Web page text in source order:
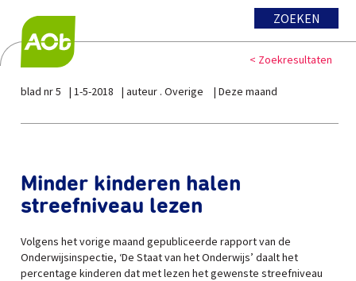
ZOEKEN
< Zoekresultaten
blad nr 5 1-5-2018 auteur . Overige Deze maand
Minder kinderen halen
streefniveau lezen
Volgens het vorige maand gepubliceerde rapport van de
Onderwijsinspectie, ‘De Staat van het Onderwijs’ daalt het
percentage kinderen dat met lezen het gewenste streefniveau